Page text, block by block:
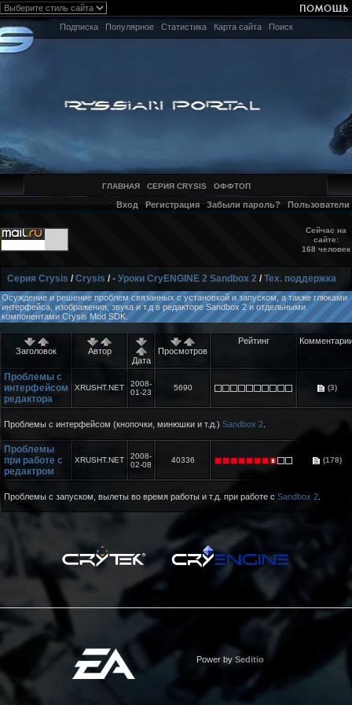
Подписка Популярное Статистика Карта сайта Поиск
ГЛАВНАЯ СЕРИЯ CRYSIS ОФФТОП
Вход Регистрация Забыли пароль? Пользователи
Сейчас на
сайте:
168 человек
Серия Crysis /Crysis /• Уроки CryENGINE 2 Sandbox 2 /Тех. поддержка
Осуждение и решение проблем связанных с установкой и запуском, а также глюками
интерфейса, изображения, звука и т.д в редакторе Sandbox 2 и отдельными
компонентами Crysis Mod SDK.
Заголовок
Автор
Дата
Просмотров
Рейтинг
Проблемы с
интерфейсом
редактора
XRUSHT.NET
2008-
01-23
5690 (3)
Проблемы с интерфейсом (кнопочки, минюшки и т.д.) Sandbox 2
Проблемы
при работе с
редактром
XRUSHT.NET
2008-
02-08
40336 (178)
Проблемы с запуском, вылеты во время работы и т.д. при работе с Sandbox 2
Power by Seditio